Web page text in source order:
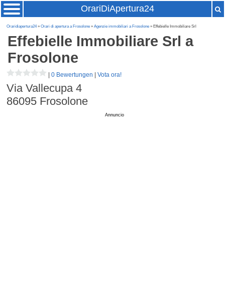
OrariDiApertura24
Oraridiapertura24»Orari di apertura a Frosolone »Agenzie immobiliari a Frosolone » Effebielle Immobiliare Srl
Effebielle Immobiliare Srl a
Frosolone
|0 Bewertungen |Vota ora!
Via Vallecupa 4
86095 Frosolone
Annuncio